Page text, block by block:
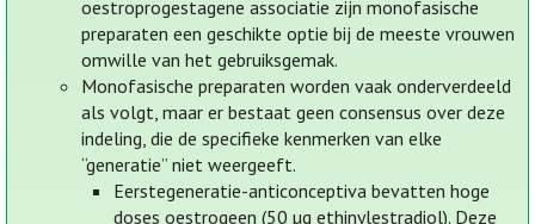
oestroprogestagene associatie zijn monofasische
preparaten een geschikte optie bij de meeste vrouwen
omwille van het gebruiksgemak.
Monofasische preparaten worden vaak onderverdeeld
als volgt, maar er bestaat geen consensus over deze
indeling, die de specifieke kenmerken van elke
“generatie” niet weergeeft.
Eerstegeneratie-anticonceptiva bevatten hoge
doses oestrogeen (50 µg ethinylestradiol). Deze